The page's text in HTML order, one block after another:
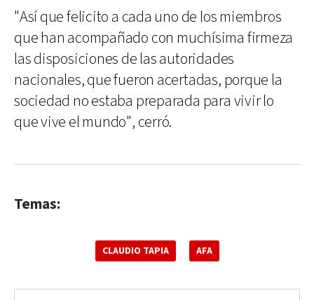
"Así que felicito a cada uno de los miembros
que han acompañado con muchísima firmeza
las disposiciones de las autoridades
nacionales, que fueron acertadas, porque la
sociedad no estaba preparada para vivir lo
que vive el mundo", cerró.
Temas:
CLAUDIO TAPIA AFA